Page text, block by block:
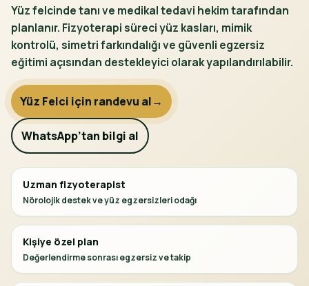
Yüz felcinde tanı ve medikal tedavi hekim tarafından
planlanır. Fizyoterapi süreci yüz kasları, mimik
kontrolü, simetri farkındalığı ve güvenli egzersiz
eğitimi açısından destekleyici olarak yapılandırılabilir.
Yüz Felci için randevu al→
WhatsApp’tan bilgi al
Uzman fizyoterapist
Nörolojik destek ve yüz egzersizleri odağı
Kişiye özel plan
Değerlendirme sonrası egzersiz ve takip